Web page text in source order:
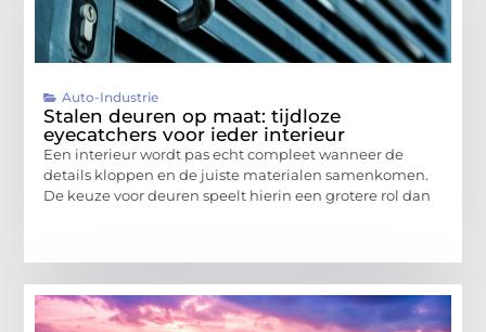
Auto-Industrie
Stalen deuren op maat: tijdloze
eyecatchers voor ieder interieur
Een interieur wordt pas echt compleet wanneer de
details kloppen en de juiste materialen samenkomen.
De keuze voor deuren speelt hierin een grotere rol dan